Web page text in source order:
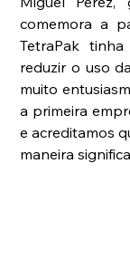
comemora a
TetraPak
reduzir o uso
muito
a primeira
e acreditamos
maneira